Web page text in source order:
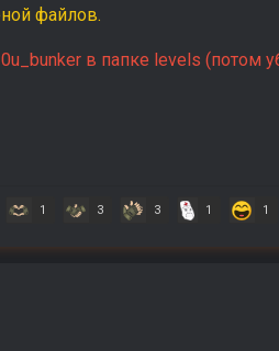
файлов.
в папке levels (потом
1 3 3 1 1